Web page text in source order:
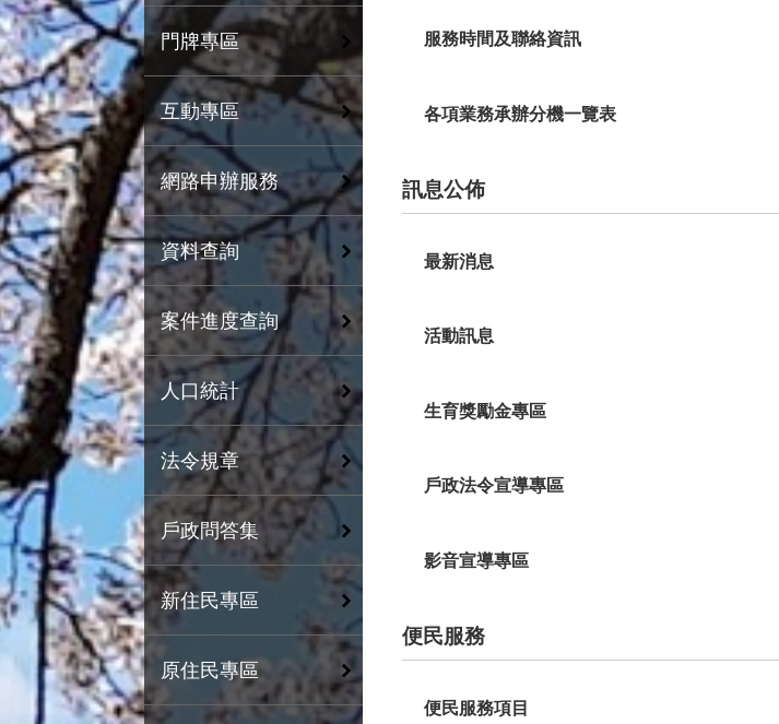
門牌專區
互動專區
網路申辦服務
資料查詢
案件進度查詢
人口統計
法令規章
戶政問答集
新住民專區
原住民專區
服務時間及聯絡資訊
各項業務承辦分機一覽表
訊息公佈
最新消息
活動訊息
生育獎勵金專區
戶政法令宣導專區
影音宣導專區
便民服務
便民服務項目